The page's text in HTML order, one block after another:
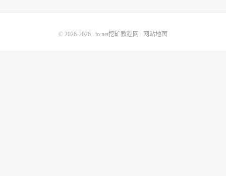
© 2026-2026 io.net挖矿教程网 网站地图